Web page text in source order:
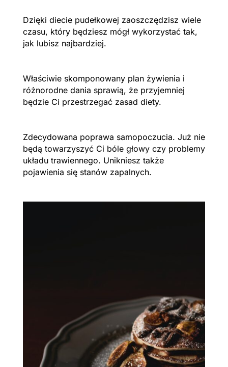
Dzięki diecie pudełkowej zaoszczędzisz wiele
czasu, który będziesz mógł wykorzystać tak,
jak lubisz najbardziej.
Właściwie skomponowany plan żywienia i
różnorodne dania sprawią, że przyjemniej
będzie Ci przestrzegać zasad diety.
Zdecydowana poprawa samopoczucia. Już nie
będą towarzyszyć Ci bóle głowy czy problemy
układu trawiennego. Unikniesz także
pojawienia się stanów zapalnych.